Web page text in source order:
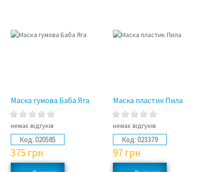
Маска гумова Баба Яга
немає відгуків
Код: 020585
375 грн
Маска пластик Пила
немає відгуків
Код: 023379
97 грн